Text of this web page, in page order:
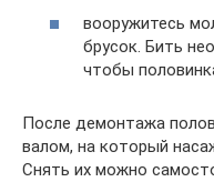
вооружитесь
брусок. Бить
чтобы
После демонтажа
валом, на который
Снять их можно